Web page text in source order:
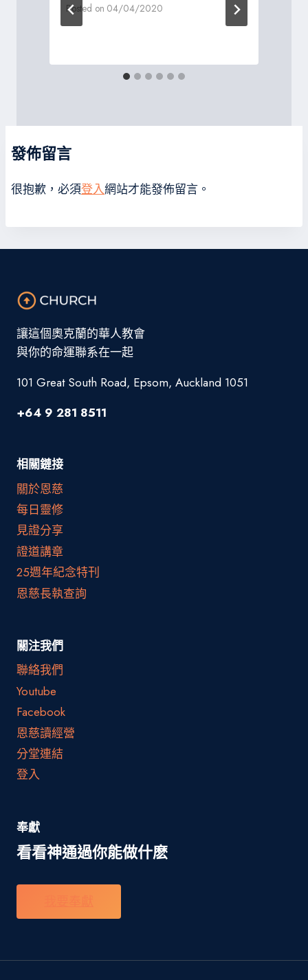
Posted on 04/04/2020
發佈留言
很抱歉，必須登入網站才能發佈留言。
讓這個奧克蘭的華人教會
與你的命運聯系在一起
101 Great South Road, Epsom, Auckland 1051
+64 9 281 8511
相關鏈接
關於恩慈
每日靈修
見證分享
證道講章
25週年紀念特刊
恩慈長執查詢
關注我們
聯絡我們
Youtube
Facebook
恩慈讀經營
分堂連結
登入
奉獻
看看神通過你能做什麽